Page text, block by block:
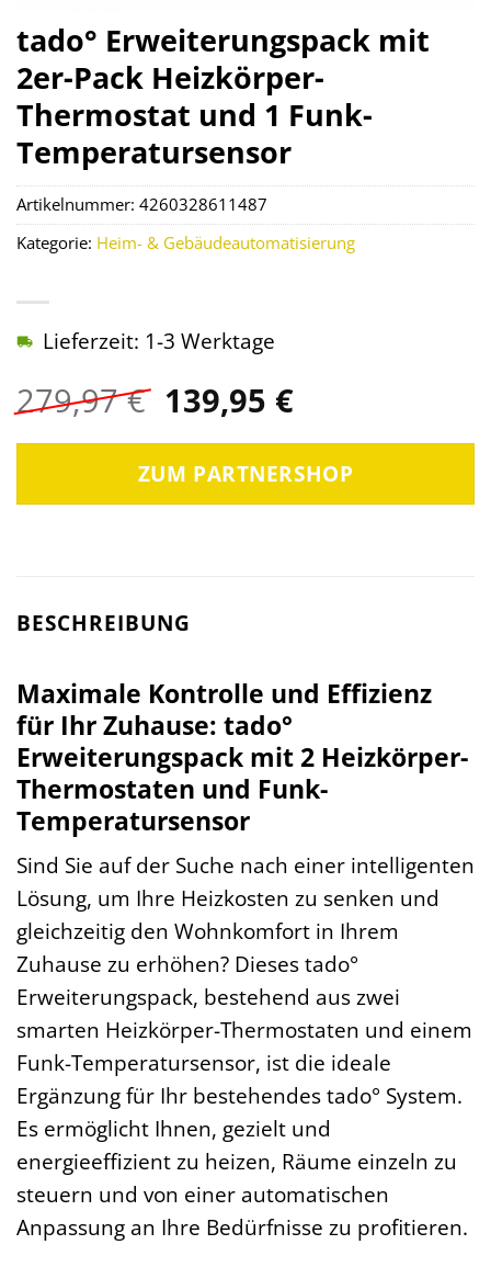
tado° Erweiterungspack mit
2er-Pack Heizkörper-
Thermostat und 1 Funk-
Temperatursensor
279,97€ Ursprünglicher
Preis
war:
279,97 €
139,95 €Aktueller
ist:
139,95 €.
Lieferzeit: 1-3 Werktage
ZUM PARTNERSHOP
Artikelnummer: 4260328611487
Kategorie: Heim- & Gebäudeautomatisierung
BESCHREIBUNG
Maximale Kontrolle und Effizienz
für Ihr Zuhause: tado°
Erweiterungspack mit 2 Heizkörper-
Thermostaten und Funk-
Temperatursensor
Sind Sie auf der Suche nach einer intelligenten
Lösung, um Ihre Heizkosten zu senken und
gleichzeitig den Wohnkomfort in Ihrem
Zuhause zu erhöhen? Dieses tado°
Erweiterungspack, bestehend aus zwei
smarten Heizkörper-Thermostaten und einem
Funk-Temperatursensor, ist die ideale
Ergänzung für Ihr bestehendes tado° System.
Es ermöglicht Ihnen, gezielt und
energieeffizient zu heizen, Räume einzeln zu
steuern und von einer automatischen
Anpassung an Ihre Bedürfnisse zu profitieren.